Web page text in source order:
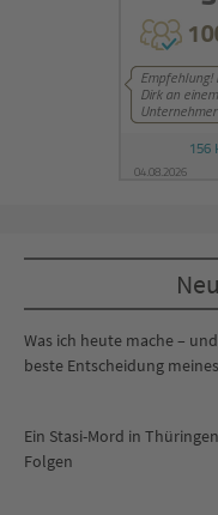
Was ich heute mache –
beste Entscheidung
Ein Stasi-Mord in
Folgen